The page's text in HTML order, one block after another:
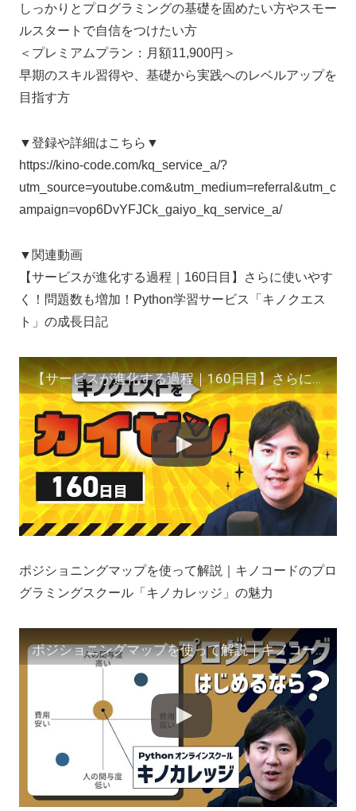
しっかりとプログラミングの基礎を固めたい方やスモー
ルスタートで自信をつけたい方
＜プレミアムプラン：月額11,900円＞
早期のスキル習得や、基礎から実践へのレベルアップを
目指す方
▼登録や詳細はこちら▼
https://kino-code.com/kq_service_a/?
utm_source=youtube.com&utm_medium=referral&utm_c
ampaign=vop6DvYFJCk_gaiyo_kq_service_a/
▼関連動画
【サービスが進化する過程｜160日目】さらに使いやす
く！問題数も増加！Python学習サービス「キノクエス
ト」の成長日記
【サービスが進化する過程｜160日目】さらに使いやすく！問題数も増加！Python学習サービス「キノクエスト」の成長日記
ポジショニングマップを使って解説｜キノコードのプロ
グラミングスクール「キノカレッジ」の魅力
ポジショニングマップを使って解説｜キノコードのプログラミングスクール「キノカレッジ」の魅力